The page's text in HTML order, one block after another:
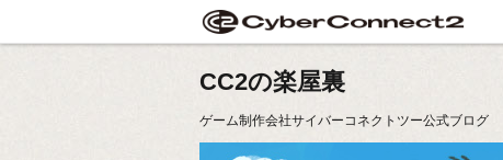
CC2の楽屋裏
ゲーム制作会社サイバーコネクトツー公式ブログ